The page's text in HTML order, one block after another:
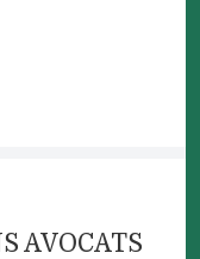
AVOCATS